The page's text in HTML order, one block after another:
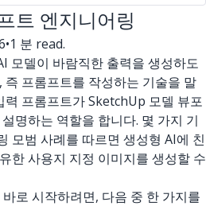
트 엔지니어링
•1 분 read.
모델이 바람직한 출력을 생성하도
프롬프트를 작성하는 기술을 말
프롬프트가 SketchUp 모델 뷰포
명하는 역할을 합니다. 몇 가지 기
모범 사례를 따르면 생성형 AI에 친
한 사용지 지정 이미지를 생성할 수
로 시작하려면, 다음 중 한 가지를